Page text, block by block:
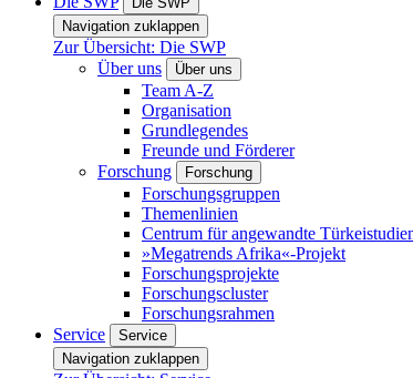
Navigation zuklappen
Zur Übersicht: Die SWP
Über uns
Über uns
Team A-Z
Organisation
Grundlegendes
Freunde und Förderer
Forschung
Forschung
Forschungsgruppen
Themenlinien
Centrum für angewandte
»Megatrends Afrika«-Projekt
Forschungsprojekte
Forschungscluster
Forschungsrahmen
Service
Service
Navigation zuklappen